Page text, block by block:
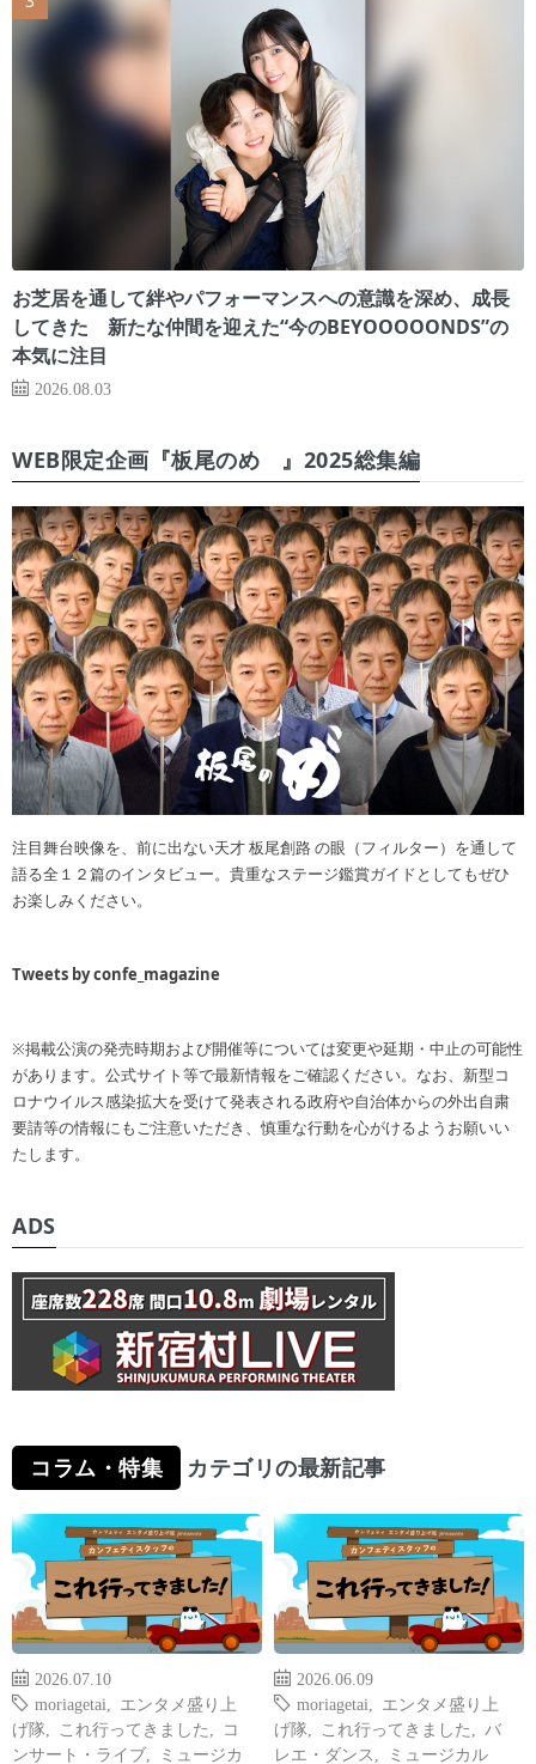
お芝居を通して絆やパフォーマンスへの意識を深め、成長
してきた 新たな仲間を迎えた“今のBEYOOOOONDS”の
本気に注目
2026.08.03
WEB限定企画『板尾のめ゙』2025総集編
注目舞台映像を、前に出ない天才 板尾創路 の眼（フィルター）を通して
語る全１２篇のインタビュー。貴重なステージ鑑賞ガイドとしてもぜひ
お楽しみください。
Tweets by confe_magazine
※掲載公演の発売時期および開催等については変更や延期・中止の可能性
があります。公式サイト等で最新情報をご確認ください。なお、新型コ
ロナウイルス感染拡大を受けて発表される政府や自治体からの外出自粛
要請等の情報にもご注意いただき、慎重な行動を心がけるようお願いい
たします。
ADS
コラム・特集 カテゴリの最新記事
2026.07.10
moriagetai
エンタメ盛り上
げ隊
これ行ってきました
コ
ンサート・ライブ
ミュージカ
2026.06.09
moriagetai
エンタメ盛り上
げ隊
これ行ってきました
バ
レエ・ダンス
ミュージカル